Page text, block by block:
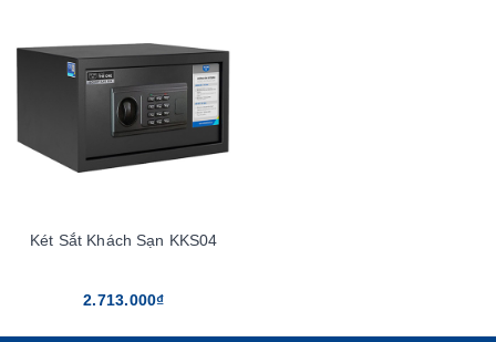
Két Sắt Khách Sạn KKS04
2.713.000₫